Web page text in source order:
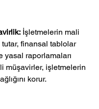
İşletmelerin mali
tutar, finansal tablolar
yasal raporlamaları
müşavirler, işletmelerin
korur.